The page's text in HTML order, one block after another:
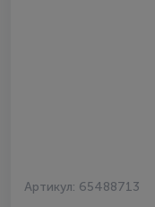
Артикул: 65488713